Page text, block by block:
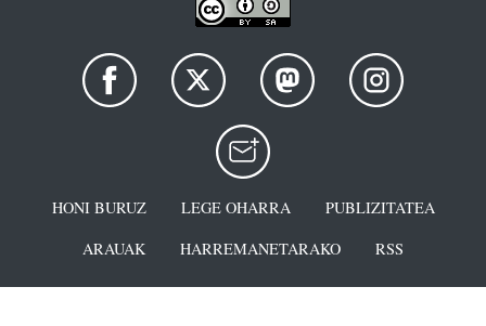
HONI BURUZ LEGE OHARRA
PUBLIZITATEA
ARAUAK
HARREMANETARAKO RSS